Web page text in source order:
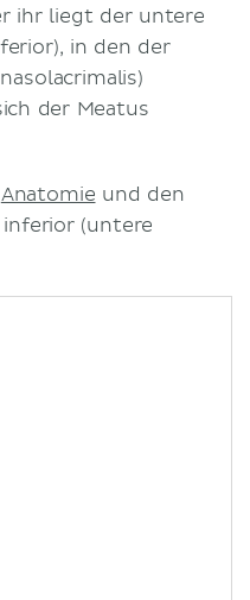
ihr liegt der untere
in den der
der Meatus
Anatomie und den
inferior (untere